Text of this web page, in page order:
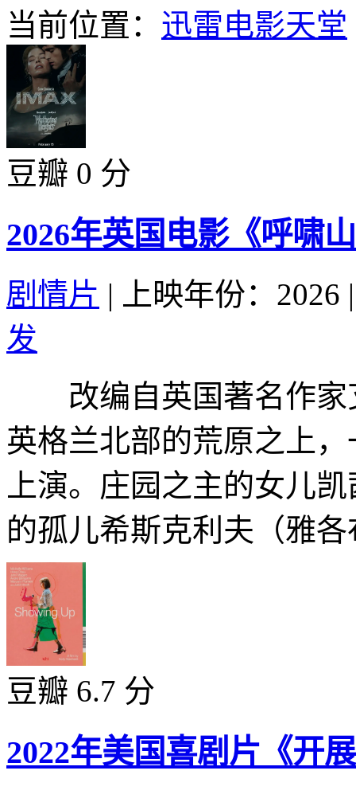
当前位置： 迅雷电影天堂
豆瓣 0 分
2026年英国电影《呼啸
剧情片 | 上映年份：2026 |
发
改编自英国著名作家
英格兰北部的荒原之上
上演。庄园之主的女儿
的孤儿希斯克利夫（雅各
豆瓣 6.7 分
2022年美国喜剧片《开